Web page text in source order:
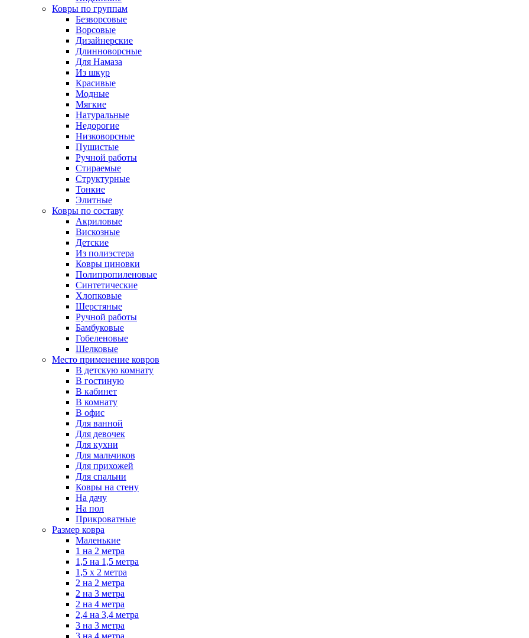
Ковры по группам
Безворсовые
Ворсовые
Дизайнерские
Длинноворсные
Для Намаза
Из шкур
Красивые
Модные
Мягкие
Натуральные
Недорогие
Низковорсные
Пушистые
Ручной работы
Стираемые
Структурные
Тонкие
Элитные
Ковры по составу
Акриловые
Вискозные
Детские
Из полиэстера
Ковры циновки
Полипропиленовые
Синтетические
Хлопковые
Шерстяные
Ручной работы
Бамбуковые
Гобеленовые
Шелковые
Место применение ковров
В детскую комнату
В гостиную
В кабинет
В комнату
В офис
Для ванной
Для девочек
Для кухни
Для мальчиков
Для прихожей
Для спальни
Ковры на стену
На дачу
На пол
Прикроватные
Размер ковра
Маленькие
1 на 2 метра
1,5 на 1,5 метра
1,5 х 2 метра
2 на 2 метра
2 на 3 метра
2 на 4 метра
2,4 на 3,4 метра
3 на 3 метра
3 на 4 метра